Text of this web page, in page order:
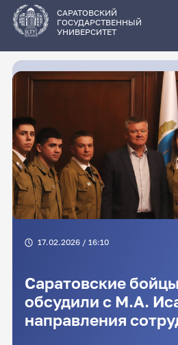
основному
содержанию
САРАТОВСКИЙ
ГОСУДАРСТВЕННЫЙ
УНИВЕРСИТЕТ
17.02.2026 / 16:10
Саратовские
обсудили с М.А.
направления